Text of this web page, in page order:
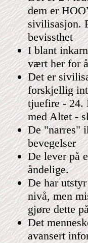
dem er
sivilisasjon.
bevissthet
I blant
vært her for
Det er
forskjellig
tjuefire - 24.
med Altet -
De "narres"
bevegelser
De lever på
åndelige.
De har
nivå, men
gjøre dette
Det
avansert